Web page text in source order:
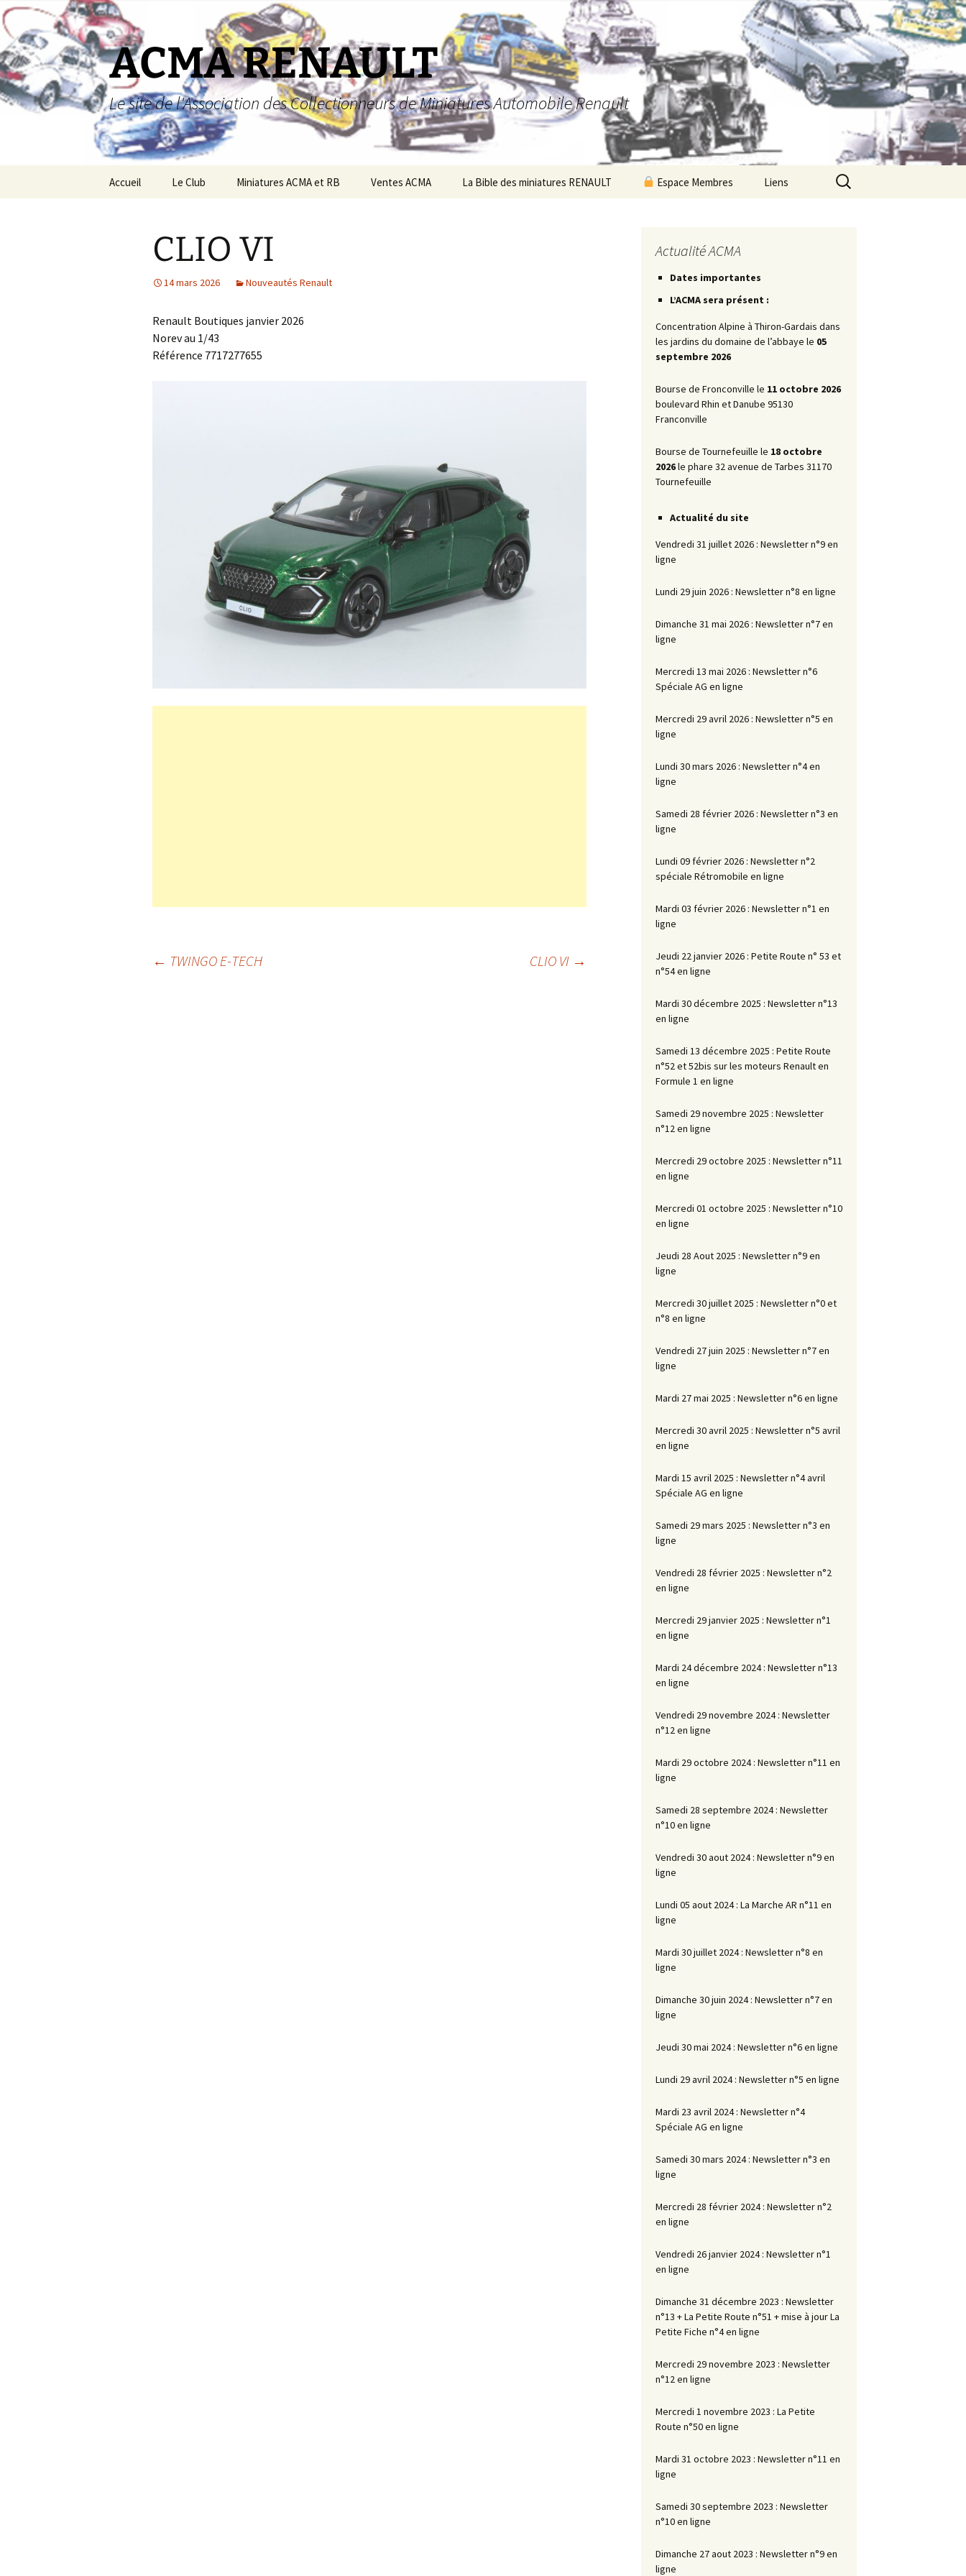
Aller
au
contenu
ACMA RENAULT
Le site de l'Association des Collectionneurs de Miniatures Automobile Renault
Accueil Le Club Miniatures ACMA et RB
Miniatures Renault
Boutique
Ventes ACMA La Bible des miniatures RENAULT Espace Membres
Les Petites Routes
Les Petites Fiches
Promotionnelles
La Marche AR
Liens
Rechercher :
CLIO VI
14 mars 2026 Nouveautés Renault
Renault Boutiques janvier 2026
Norev au 1/43
Référence 7717277655
Navigation
← TWINGO E-TECH CLIO VI →
Actualité ACMA
Dates importantes
L’ACMA sera présent :
Concentration Alpine à Thiron-Gardais dans
les jardins du domaine de l’abbaye le 05
septembre 2026
Bourse de Fronconville le 11 octobre 2026
boulevard Rhin et Danube 95130
Franconville
Bourse de Tournefeuille le 18 octobre
2026le phare 32 avenue de Tarbes 31170
Tournefeuille
Actualité du site
Vendredi 31 juillet 2026 : Newsletter n°9 en
ligne
Lundi 29 juin 2026 : Newsletter n°8 en ligne
Dimanche 31 mai 2026 : Newsletter n°7 en
ligne
Mercredi 13 mai 2026 : Newsletter n°6
Spéciale AG en ligne
Mercredi 29 avril 2026 : Newsletter n°5 en
ligne
Lundi 30 mars 2026 : Newsletter n°4 en
ligne
Samedi 28 février 2026 : Newsletter n°3 en
ligne
Lundi 09 février 2026 : Newsletter n°2
spéciale Rétromobile en ligne
Mardi 03 février 2026 : Newsletter n°1 en
ligne
Jeudi 22 janvier 2026 : Petite Route n° 53 et
n°54 en ligne
Mardi 30 décembre 2025 : Newsletter n°13
en ligne
Samedi 13 décembre 2025 : Petite Route
n°52 et 52bis sur les moteurs Renault en
Formule 1 en ligne
Samedi 29 novembre 2025 : Newsletter
n°12 en ligne
Mercredi 29 octobre 2025 : Newsletter n°11
en ligne
Mercredi 01 octobre 2025 : Newsletter n°10
en ligne
Jeudi 28 Aout 2025 : Newsletter n°9 en
ligne
Mercredi 30 juillet 2025 : Newsletter n°0 et
n°8 en ligne
Vendredi 27 juin 2025 : Newsletter n°7 en
ligne
Mardi 27 mai 2025 : Newsletter n°6 en ligne
Mercredi 30 avril 2025 : Newsletter n°5 avril
en ligne
Mardi 15 avril 2025 : Newsletter n°4 avril
Spéciale AG en ligne
Samedi 29 mars 2025 : Newsletter n°3 en
ligne
Vendredi 28 février 2025 : Newsletter n°2
en ligne
Mercredi 29 janvier 2025 : Newsletter n°1
en ligne
Mardi 24 décembre 2024 : Newsletter n°13
en ligne
Vendredi 29 novembre 2024 : Newsletter
n°12 en ligne
Mardi 29 octobre 2024 : Newsletter n°11 en
ligne
Samedi 28 septembre 2024 : Newsletter
n°10 en ligne
Vendredi 30 aout 2024 : Newsletter n°9 en
ligne
Lundi 05 aout 2024 : La Marche AR n°11 en
ligne
Mardi 30 juillet 2024 : Newsletter n°8 en
ligne
Dimanche 30 juin 2024 : Newsletter n°7 en
ligne
Jeudi 30 mai 2024 : Newsletter n°6 en ligne
Lundi 29 avril 2024 : Newsletter n°5 en ligne
Mardi 23 avril 2024 : Newsletter n°4
Spéciale AG en ligne
Samedi 30 mars 2024 : Newsletter n°3 en
ligne
Mercredi 28 février 2024 : Newsletter n°2
en ligne
Vendredi 26 janvier 2024 : Newsletter n°1
en ligne
Dimanche 31 décembre 2023 : Newsletter
n°13 + La Petite Route n°51 + mise à jour La
Petite Fiche n°4 en ligne
Mercredi 29 novembre 2023 : Newsletter
n°12 en ligne
Mercredi 1 novembre 2023 : La Petite
Route n°50 en ligne
Mardi 31 octobre 2023 : Newsletter n°11 en
ligne
Samedi 30 septembre 2023 : Newsletter
n°10 en ligne
Dimanche 27 aout 2023 : Newsletter n°9 en
ligne